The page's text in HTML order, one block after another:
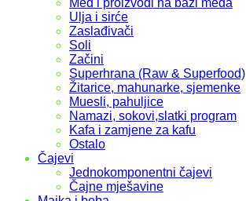
Med i proizvodi na bazi meda
Ulja i sirće
Zaslađivači
Soli
Začini
Superhrana (Raw & Superfood)
Žitarice, mahunarke, sjemenke
Muesli, pahuljice
Namazi, sokovi,slatki program
Kafa i zamjene za kafu
Ostalo
Čajevi
Jednokomponentni čajevi
Čajne mješavine